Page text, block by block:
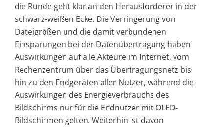
die Runde geht klar an den Herausforderer in der
schwarz-weißen Ecke. Die Verringerung von
Dateigrößen und die damit verbundenen
Einsparungen bei der Datenübertragung haben
Auswirkungen auf alle Akteure im Internet, vom
Rechenzentrum über das Übertragungsnetz bis
hin zu den Endgeräten aller Nutzer, während die
Auswirkungen des Energieverbrauchs des
Bildschirms nur für die Endnutzer mit OLED-
Bildschirmen gelten. Weiterhin ist davon